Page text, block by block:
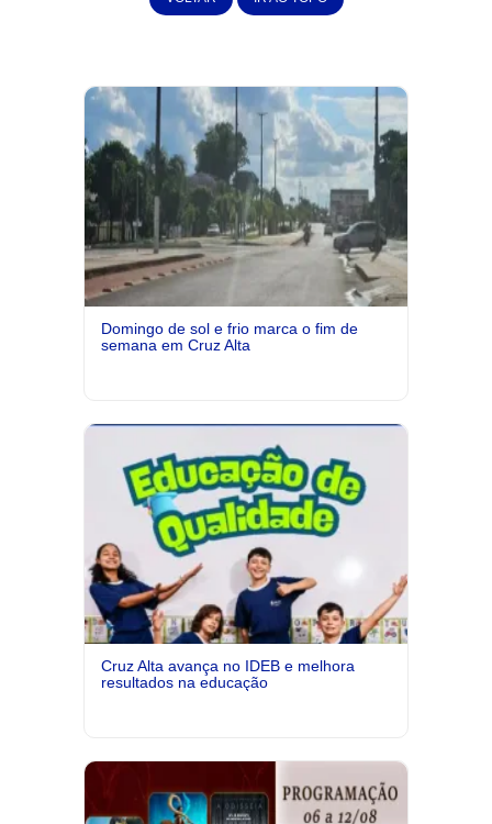
Domingo de sol e frio marca o fim de
semana em Cruz Alta
Cruz Alta avança no IDEB e melhora
resultados na educação